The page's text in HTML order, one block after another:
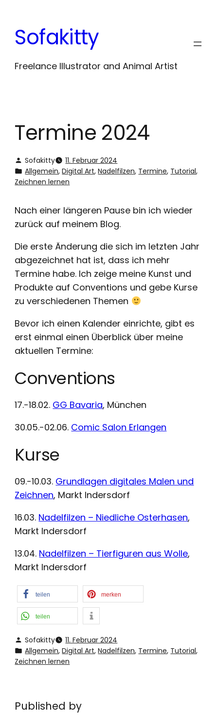
springen
Sofakitty
Freelance Illustrator and Animal Artist
Termine 2024
Sofakitty
11. Februar 2024
Allgemein, Digital Art, Nadelfilzen, Termine, Tutorial,
Zeichnen lernen
Nach einer längeren Pause bin ich wieder
zurück auf meinem Blog.
Die erste Änderung die sich im letzten Jahr
abgezeichnet hat ist, dass ich mehr
Termine habe. Ich zeige meine Kunst und
Produkte auf Conventions und gebe Kurse
zu verschiedenen Themen
Bevor ich einen Kalender einrichte, gibt es
erst einmal einen Überblick über meine
aktuellen Termine:
Conventions
17.-18.02. GG Bavaria, München
30.05.-02.06. Comic Salon Erlangen
Kurse
09.-10.03. Grundlagen digitales Malen und
Zeichnen, Markt Indersdorf
16.03. Nadelfilzen – Niedliche Osterhasen,
Markt Indersdorf
13.04. Nadelfilzen – Tierfiguren aus Wolle,
Markt Indersdorf
teilen merken
teilen
Sofakitty
11. Februar 2024
Allgemein, Digital Art, Nadelfilzen, Termine, Tutorial,
Zeichnen lernen
Published by